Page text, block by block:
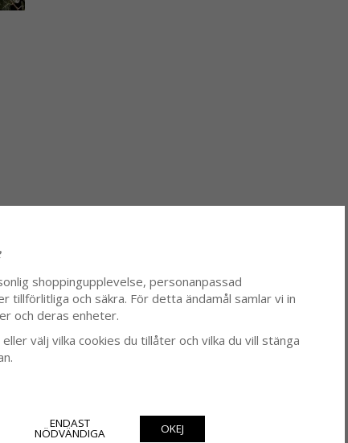
shoppingupplevelse, personanpassad
tillförlitliga och säkra. För detta ändamål samlar vi in
och deras enheter.
välj vilka cookies du tillåter och vilka du vill stänga
ENDAST
NÖDVÄNDIGA OKEJ